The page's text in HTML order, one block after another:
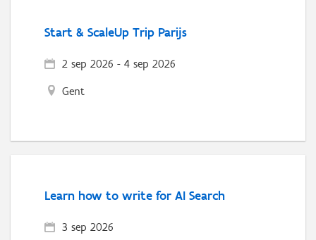
Start & ScaleUp Trip Parijs
2 sep 2026 - 4 sep 2026
Gent
Learn how to write for AI Search
3 sep 2026